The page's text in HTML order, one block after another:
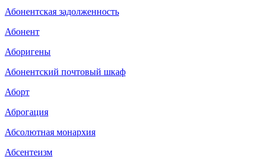
Абонентская задолженность
Абонент
Аборигены
Абонентский почтовый шкаф
Аборт
Аброгация
Абсолютная монархия
Абсентеизм